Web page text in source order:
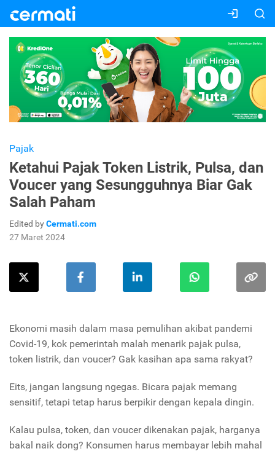
Pajak
Ketahui Pajak Token Listrik, Pulsa, dan
Voucer yang Sesungguhnya Biar Gak
Salah Paham
Edited byCermati.com
27 Maret 2024
Ekonomi masih dalam masa pemulihan akibat pandemi
Covid-19, kok pemerintah malah menarik pajak pulsa,
token listrik, dan voucer? Gak kasihan apa sama rakyat?
Eits, jangan langsung ngegas. Bicara pajak memang
sensitif, tetapi tetap harus berpikir dengan kepala dingin.
Kalau pulsa, token, dan voucer dikenakan pajak, harganya
bakal naik dong? Konsumen harus membayar lebih mahal